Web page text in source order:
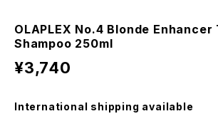
OLAPLEX No.4 Blonde Enhancer
Shampoo 250ml
¥3,740
International shipping available